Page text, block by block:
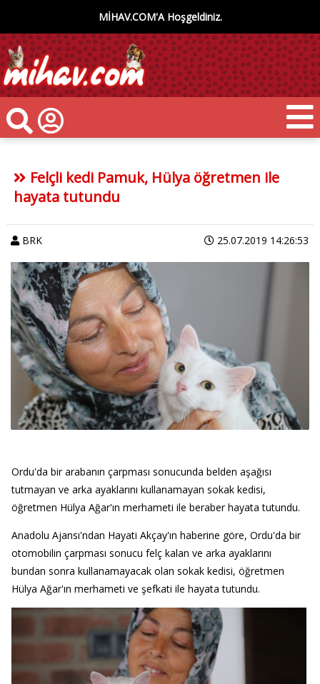
MİHAV.COM'A Hoşgeldiniz.
Felçli kedi Pamuk, Hülya öğretmen ile
hayata tutundu
BRK 25.07.2019 14:26:53
Ordu'da bir arabanın çarpması sonucunda belden aşağısı
tutmayan ve arka ayaklarını kullanamayan sokak kedisi,
öğretmen Hülya Ağar'ın merhameti ile beraber hayata tutundu.
Anadolu Ajansı'ndan Hayati Akçay'ın haberine göre, Ordu'da bir
otomobilin çarpması sonucu felç kalan ve arka ayaklarını
bundan sonra kullanamayacak olan sokak kedisi, öğretmen
Hülya Ağar'ın merhameti ve şefkati ile hayata tutundu.